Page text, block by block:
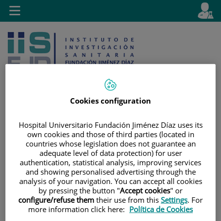
Saltar al contenido
contenido
Selector
activo
es
Buscar
Toggle
navigation
Cookies configuration
Hospital Universitario Fundación Jiménez Díaz uses its
own cookies and those of third parties (located in
countries whose legislation does not guarantee an
adequate level of data protection) for user
authentication, statistical analysis, improving services
and showing personalised advertising through the
analysis of your navigation. You can accept all cookies
by pressing the button "Accept cookies" or
configure/refuse them their use from this Settings. For
more information click here: Política de Cookies